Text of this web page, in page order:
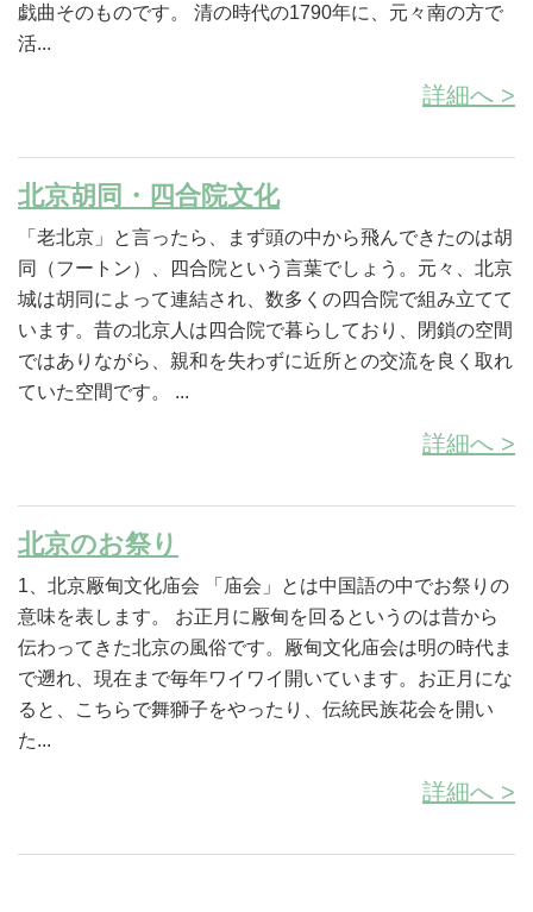
戯曲そのものです。 清の時代の1790年に、元々南の方で
活...
詳細へ >
北京胡同・四合院文化
「老北京」と言ったら、まず頭の中から飛んできたのは胡
同（フートン）、四合院という言葉でしょう。元々、北京
城は胡同によって連結され、数多くの四合院で組み立てて
います。昔の北京人は四合院で暮らしており、閉鎖の空間
ではありながら、親和を失わずに近所との交流を良く取れ
ていた空間です。 ...
詳細へ >
北京のお祭り
1、北京厰甸文化庙会 「庙会」とは中国語の中でお祭りの
意味を表します。 お正月に厰甸を回るというのは昔から
伝わってきた北京の風俗です。厰甸文化庙会は明の時代ま
で遡れ、現在まで毎年ワイワイ開いています。お正月にな
ると、こちらで舞獅子をやったり、伝統民族花会を開い
た...
詳細へ >